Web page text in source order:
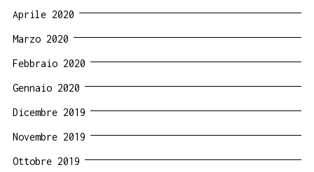
Aprile 2020
Marzo 2020
Febbraio 2020
Gennaio 2020
Dicembre 2019
Novembre 2019
Ottobre 2019